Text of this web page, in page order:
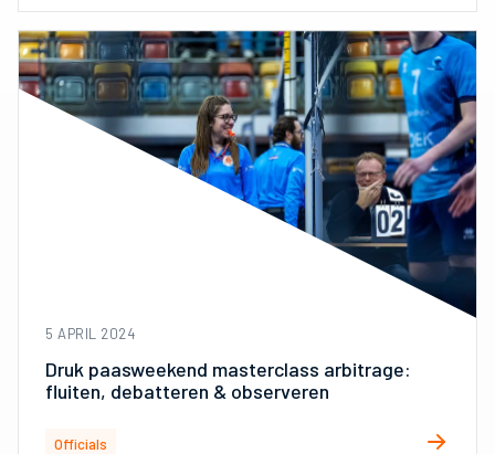
5 APRIL 2024
Druk paasweekend masterclass arbitrage:
fluiten, debatteren & observeren
Officials